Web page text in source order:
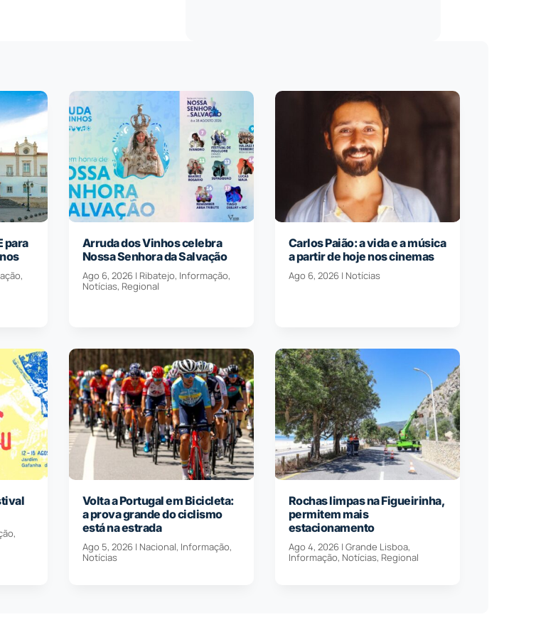
para
,
Arruda dos Vinhos celebra
Nossa Senhora da Salvação
Ago 6, 2026| Ribatejo, Informação,
Notícias, Regional
Carlos Paião: a vida e a música
a partir de hoje nos cinemas
Ago 6, 2026| Notícias
,
Volta a Portugal em Bicicleta:
a prova grande do ciclismo
está na estrada
Ago 5, 2026| Nacional, Informação,
Notícias
Rochas limpas na Figueirinha,
permitem mais
estacionamento
Ago 4, 2026| Grande Lisboa,
Informação, Notícias, Regional